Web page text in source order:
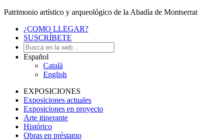
Patrimonio artístico y arqueológico de la Abadía de Montserrat
¿COMO LLEGAR?
SUSCRÍBETE
Español
Català
English
EXPOSICIONES
Exposiciones actuales
Exposiciones en proyecto
Arte itinerante
Histórico
Obras en préstamo